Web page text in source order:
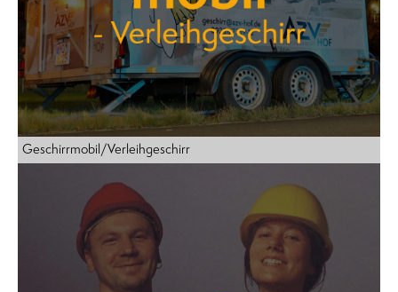
Geschirrmobil/Verleihgeschirr